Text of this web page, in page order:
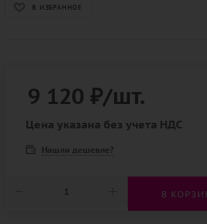
В ИЗБРАННОЕ
9 120 ₽/шт.
Цена указана без учета НДС
Нашли дешевле?
В